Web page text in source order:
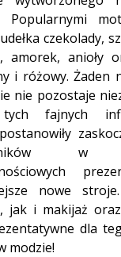
Popularnymi
czekolady,
amorek, anioły
i różowy. Żaden
nie pozostaje
fajnych
w
nowe
jak i makijaż
dla
modzie!